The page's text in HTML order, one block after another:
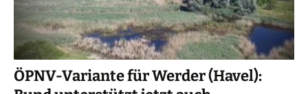
ÖPNV-Variante für Werder (Havel):